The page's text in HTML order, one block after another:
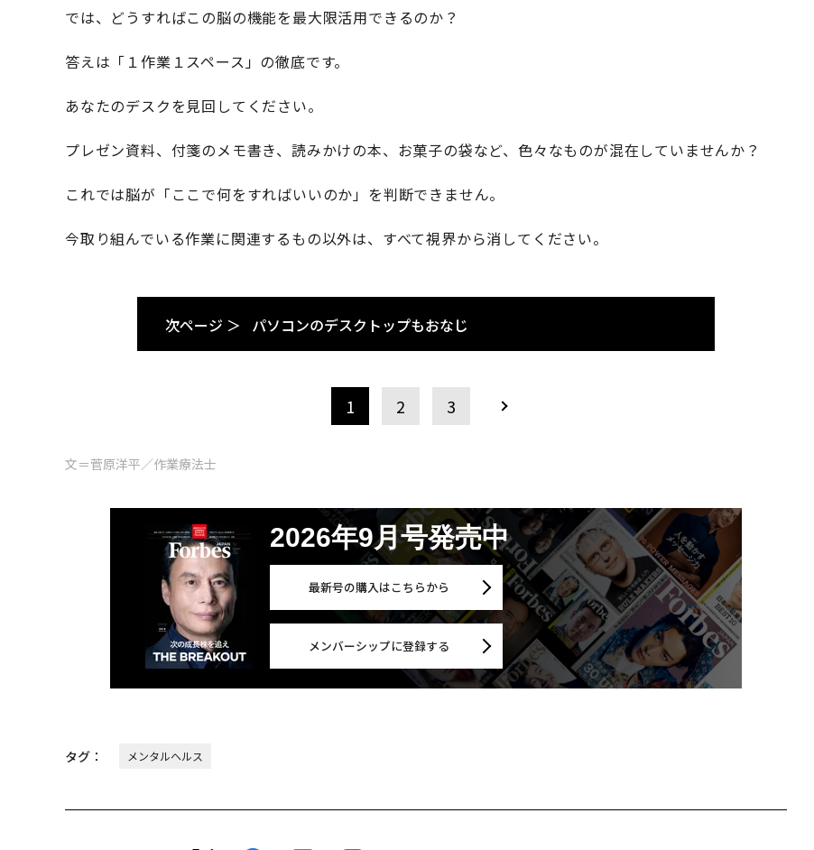
では、どうすればこの脳の機能を最大限活用できるのか？
答えは「１作業１スペース」の徹底です。
あなたのデスクを見回してください。
プレゼン資料、付箋のメモ書き、読みかけの本、お菓子の袋など、色々なものが混在していませんか？
これでは脳が「ここで何をすればいいのか」を判断できません。
今取り組んでいる作業に関連するもの以外は、すべて視界から消してください。
次ページ ＞ パソコンのデスクトップもおなじ
1 2 3
文＝菅原洋平／作業療法士
2026年9月号発売中
最新号の購入はこちらから
メンバーシップに登録する
タグ： メンタルヘルス